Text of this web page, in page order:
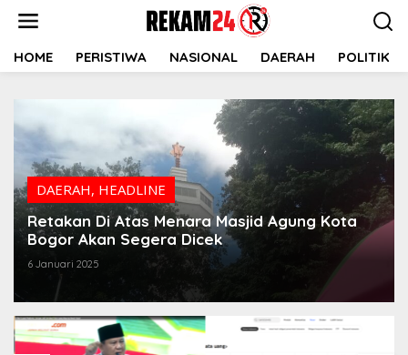
HOME PERISTIWA NASIONAL DAERAH POLITIK
DAERAH, HEADLINE
Retakan Di Atas Menara Masjid Agung Kota
Bogor Akan Segera Dicek
6 Januari 2025